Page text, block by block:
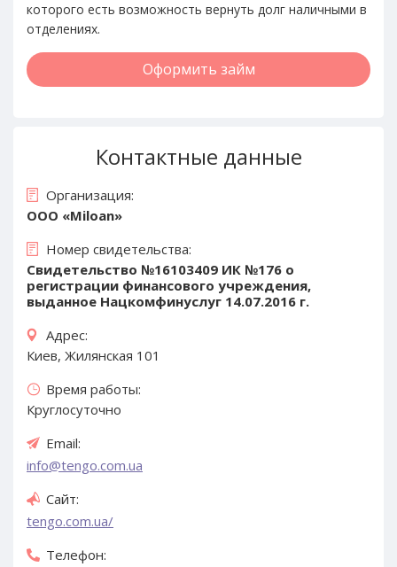
которого есть возможность вернуть долг наличными в
отделениях.
Оформить займ
Контактные данные
Организация:
ООО «Miloan»
Номер свидетельства:
Свидетельство №16103409 ИК №176 о
регистрации финансового учреждения,
выданное Нацкомфинуслуг 14.07.2016 г.
Адрес:
Киев, Жилянская 101
Время работы:
Круглосуточно
Email:
info@tengo.com.ua
Сайт:
tengo.com.ua/
Телефон: